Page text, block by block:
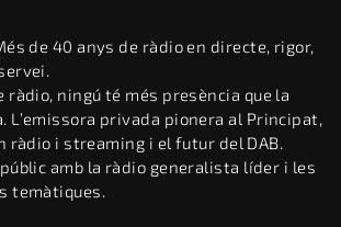
de 40 anys de ràdio en directe, rigor,
ràdio, ningú té més presència que la
L’emissora privada pionera al Principat,
ràdio i streaming i el futur del DAB.
amb la ràdio generalista líder i les
temàtiques.